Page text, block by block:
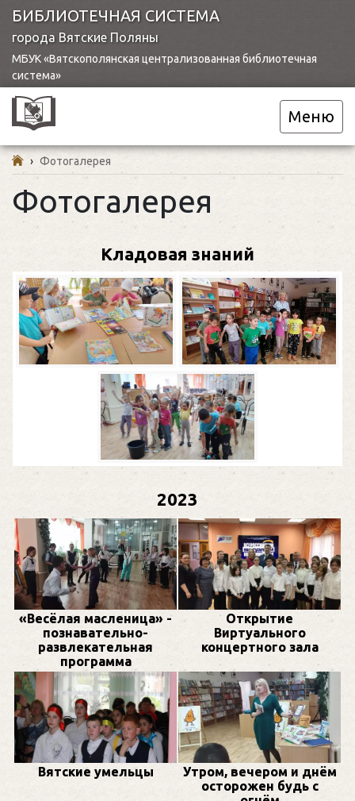
БИБЛИОТЕЧНАЯ СИСТЕМА
города Вятские Поляны
МБУК «Вятскополянская централизованная библиотечная
система»
Меню
› Фотогалерея
Фотогалерея
Кладовая знаний
2023
«Весёлая масленица» -
познавательно-
развлекательная
программа
Открытие
Виртуального
концертного зала
Вятские умельцы
Утром, вечером и днём
осторожен будь с